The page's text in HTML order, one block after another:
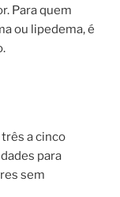
Para quem
ou lipedema, é
a cinco
para
sem